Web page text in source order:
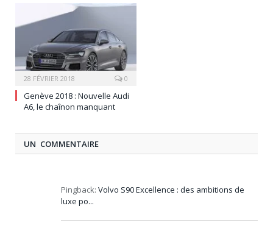
28 FÉVRIER 2018 0
Genève 2018 : Nouvelle Audi
A6, le chaînon manquant
UN COMMENTAIRE
Pingback: Volvo S90 Excellence : des ambitions de
luxe po...